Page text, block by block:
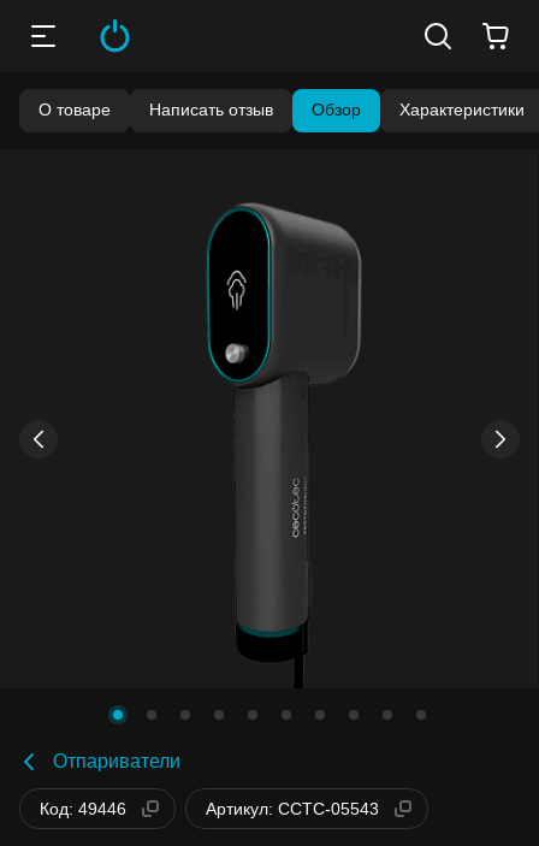
О товаре Написать отзыв Обзор Характеристики
‹ ›
Отпариватели
Код: 49446 Артикул: CCTC-05543
Баланс можно проверить в личном кабинете в разделе
Накопленными бонусами можно оплатить до 99% стоимости